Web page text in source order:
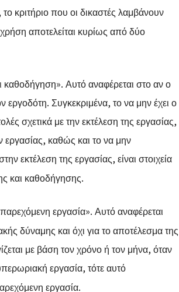
κριτήριο που οι δικαστές λαμβάνουν
αποτελείται κυρίως από δύο
καθοδήγηση». Αυτό αναφέρεται στο αν ο
εργοδότη. Συγκεκριμένα, το να μην έχει ο
σχετικά με την εκτέλεση της εργασίας,
εργασίας, καθώς και το να μην
εκτέλεση της εργασίας, είναι στοιχεία
και καθοδήγησης.
παρεχόμενη εργασία». Αυτό αναφέρεται
δύναμης και όχι για το αποτέλεσμα της
με βάση τον χρόνο ή τον μήνα, όταν
εργασία, τότε αυτό
εργασία.